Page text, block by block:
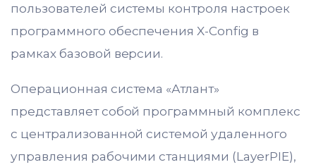
пользователей системы контроля настроек
программного обеспечения X-Config в
рамках базовой версии.
Операционная система «Атлант»
представляет собой программный комплекс
с централизованной системой удаленного
управления рабочими станциями (LayerPIE),